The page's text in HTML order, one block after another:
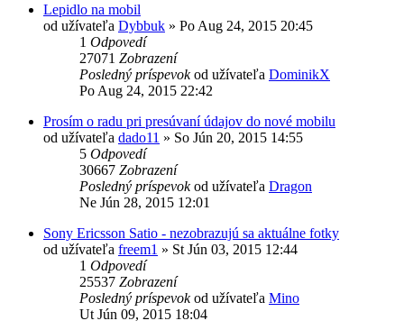
Lepidlo na mobil
od užívateľa Dybbuk » Po Aug 24, 2015 20:45
1 Odpovedí
27071 Zobrazení
Posledný príspevokod užívateľa DominikX
Po Aug 24, 2015 22:42
Prosím o radu pri presúvaní údajov do nové mobilu
od užívateľa dado11 » So Jún 20, 2015 14:55
5 Odpovedí
30667 Zobrazení
Posledný príspevokod užívateľa Dragon
Ne Jún 28, 2015 12:01
Sony Ericsson Satio - nezobrazujú sa aktuálne fotky
od užívateľa freem1 » St Jún 03, 2015 12:44
1 Odpovedí
25537 Zobrazení
Posledný príspevokod užívateľa Mino
Ut Jún 09, 2015 18:04